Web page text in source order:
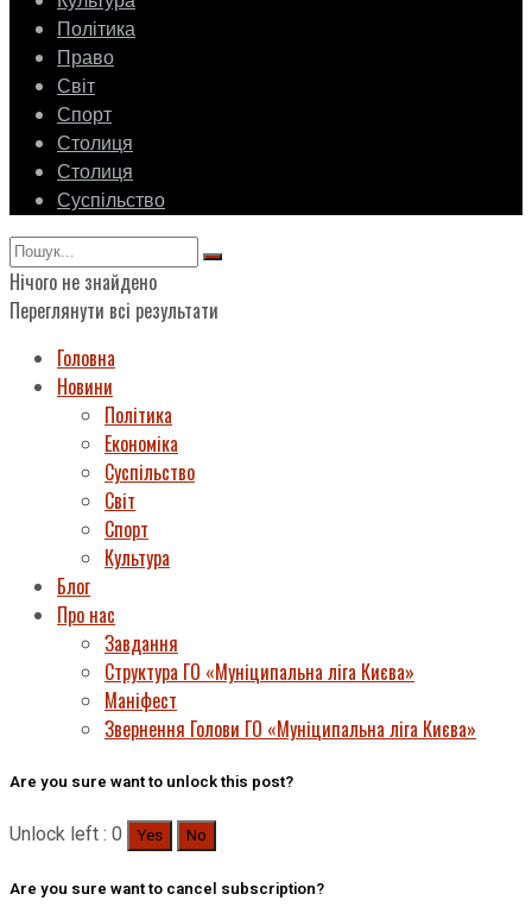
Політика
Право
Світ
Спорт
Столиця
Столиця
Суспільство
Нічого не знайдено
Переглянути всі результати
Головна
Новини
Політика
Економіка
Суспільство
Світ
Спорт
Культура
Блог
Про нас
Завдання
Структура ГО «Муніципальна ліга Києва»
Маніфест
Звернення Голови ГО «Муніципальна ліга Києва»
Are you sure want to unlock this post?
Unlock left : 0 Yes No
Are you sure want to cancel subscription?